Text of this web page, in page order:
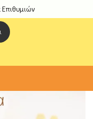
από τους
Επιθυμιών